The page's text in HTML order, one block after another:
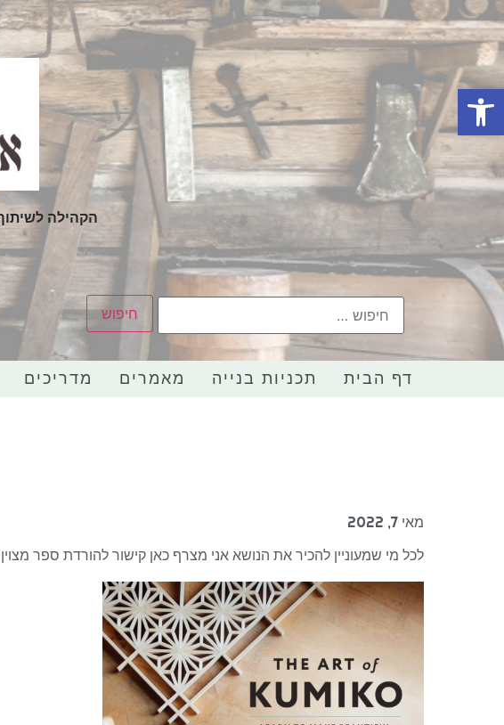
פתח סרגל נגישות
הקהילה
דף הבית תכניות בנייה מאמרים מדריכים
מאי 7, 2022
לכל מי שמעוניין להכיר את הנושא אני מצרף כאן קישור להורדת ספר מצוין למתחילים. אפשר